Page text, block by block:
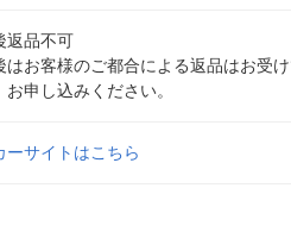
返品不可
はお客様のご都合による返品はお受
お申し込みください。
ーサイトはこちら